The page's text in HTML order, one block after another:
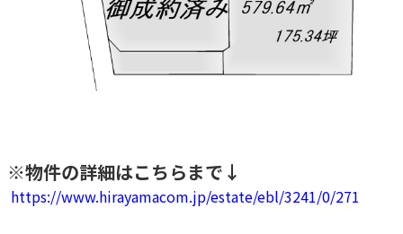
※物件の詳細はこちらまで↓
https://www.hirayamacom.jp/estate/ebl/3241/0/271